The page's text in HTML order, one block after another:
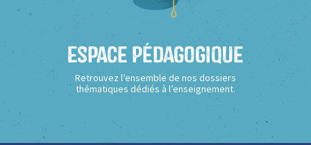
Espace Pédagogique
Retrouvez l’ensemble de nos dossiers
thématiques dédiés à l’enseignement.